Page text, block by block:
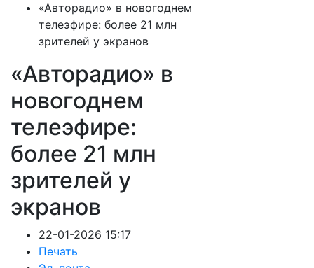
«Авторадио» в новогоднем
телеэфире: более 21 млн
зрителей у экранов
«Авторадио» в
новогоднем
телеэфире:
более 21 млн
зрителей у
экранов
22-01-2026 15:17
Печать